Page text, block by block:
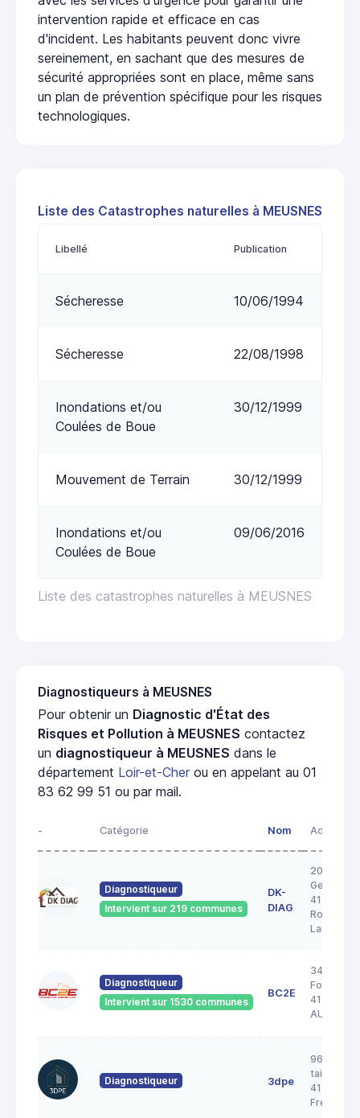
intervention rapide et efficace en cas
d'incident. Les habitants peuvent donc vivre
sereinement, en sachant que des mesures de
sécurité appropriées sont en place, même sans
un plan de prévention spécifique pour les risques
technologiques.
Liste des Catastrophes naturelles à MEUSNES
Liste des catastrophes naturelles à MEUSNES
Libellé Publication
Sécheresse 10/06/1994
Sécheresse 22/08/1998
Inondations et/ou
Coulées de Boue
30/12/1999
Mouvement de Terrain 30/12/1999
Inondations et/ou
Coulées de Boue
09/06/2016
Diagnostiqueurs à MEUSNES
Pour obtenir un Diagnostic d'État des
Risques et Pollution à MEUSNES contactez
un diagnostiqueur à MEUSNES dans le
département Loir-et-Cher ou en appelant au 01
83 62 99 51 ou par mail.
- Catégorie Nom Adresse
Diagnostiqueur
Intervient sur 219 communes
DK-
DIAG
20A rue
George
41200
Lanthenay
Diagnostiqueur
Intervient sur 1530 communes
BC2E
34 Rue de
Forêt
41240
Diagnostiqueur 3dpe
96 rue de
taille
41700
Fresnes